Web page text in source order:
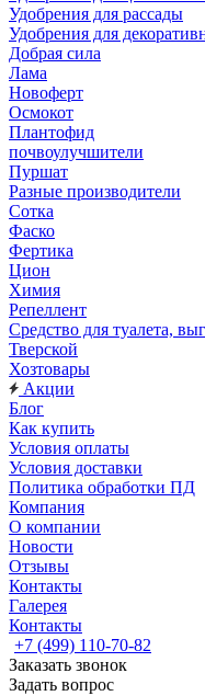
Удобрения для рассады
Удобрения для
Добрая сила
Лама
Новоферт
Осмокот
Плантофид
почвоулучшители
Пуршат
Разные производители
Сотка
Фаско
Фертика
Цион
Химия
Репеллент
Средство для туалета,
Тверской
Хозтовары
Акции
Блог
Как купить
Условия оплаты
Условия доставки
Политика обработки ПД
Компания
О компании
Новости
Отзывы
Контакты
Галерея
Контакты
+7 (499) 110-70-82
Заказать звонок
Задать вопрос